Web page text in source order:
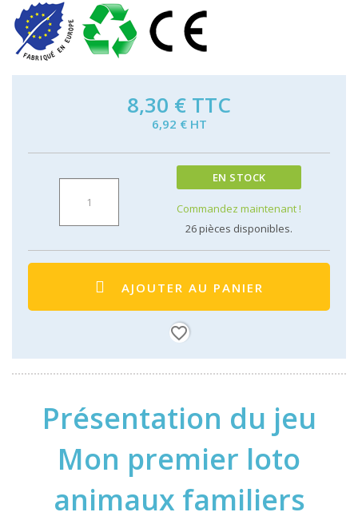
8,30 € TTC
6,92 € HT
EN STOCK
Commandez maintenant !
26pièces disponibles.
AJOUTER AU PANIER
favorite_border
Présentation du jeu
Mon premier loto
animaux familiers